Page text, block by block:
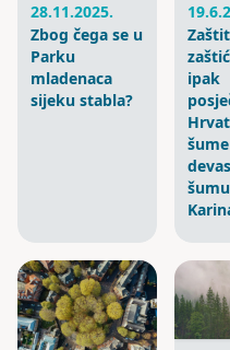
28.11.2025.
Zbog čega se u
Parku
mladenaca
sijeku stabla?
ipak
šume